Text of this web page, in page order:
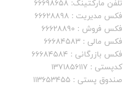
تلفن مارکتینگ: 66698658
فکس مدیریت : 66628898
فکس فروش : 66628890
فکس مالی : 66684583
فکس بازرگانی : 66684584
کدپستی : 1371856117
صندوق پستی : 113653455